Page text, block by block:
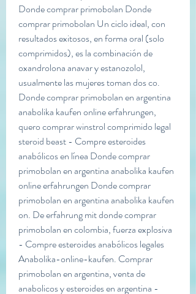
Donde comprar primobolan Donde
comprar primobolan Un ciclo ideal, con
resultados exitosos, en forma oral (solo
comprimidos), es la combinación de
oxandrolona anavar y estanozolol,
usualmente las mujeres toman dos co.
Donde comprar primobolan en argentina
anabolika kaufen online erfahrungen,
quero comprar winstrol comprimido legal
steroid beast - Compre esteroides
anabólicos en línea Donde comprar
primobolan en argentina anabolika kaufen
online erfahrungen Donde comprar
primobolan en argentina anabolika kaufen
on. De erfahrung mit donde comprar
primobolan en colombia, fuerza explosiva
- Compre esteroides anabólicos legales
Anabolika-online-kaufen. Comprar
primobolan en argentina, venta de
anabolicos y esteroides en argentina -